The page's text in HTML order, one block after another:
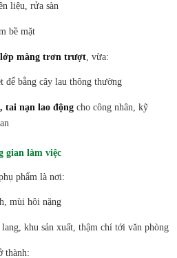
liệu, rửa sàn
bề mặt
lớp màng trơn trượt, vừa:
để bằng cây lau thông thường
tai nạn lao động cho công nhân, kỹ
gian làm việc
phẩm là nơi:
mùi hôi nặng
khu sản xuất, thậm chí tới văn phòng
thành: